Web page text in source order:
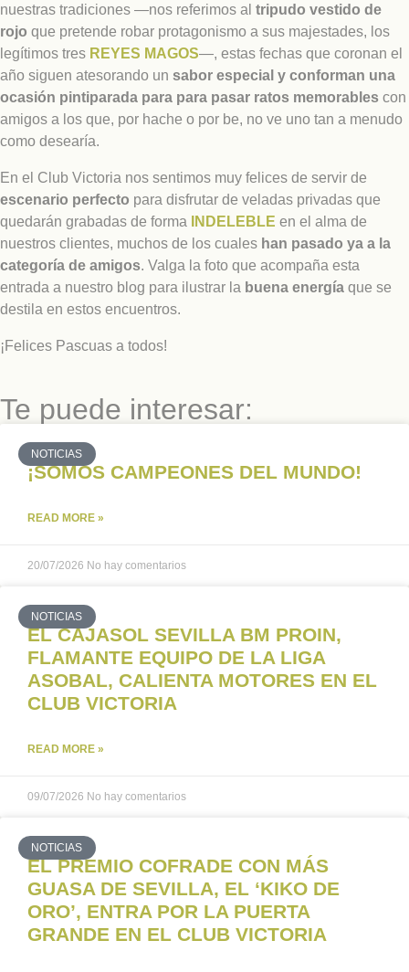
nuestras tradiciones —nos referimos al tripudo vestido de
rojo que pretende robar protagonismo a sus majestades, los
legítimos tres REYES MAGOS—, estas fechas que coronan el
año siguen atesorando un sabor especial y conforman una
ocasión pintiparada para para pasar ratos memorables con
amigos a los que, por hache o por be, no ve uno tan a menudo
como desearía.
En el Club Victoria nos sentimos muy felices de servir de
escenario perfecto para disfrutar de veladas privadas que
quedarán grabadas de forma
INDELEBLE en el alma de
nuestros clientes, muchos de los cuales han pasado ya a la
categoría de amigos. Valga la foto que acompaña esta
entrada a nuestro blog para ilustrar la buena energía que se
destila en estos encuentros.
¡Felices Pascuas a todos!
Te puede interesar:
NOTICIAS
¡SOMOS CAMPEONES DEL MUNDO!
READ MORE »
20/07/2026 No hay comentarios
NOTICIAS
EL CAJASOL SEVILLA BM PROIN,
FLAMANTE EQUIPO DE LA LIGA
ASOBAL, CALIENTA MOTORES EN EL
CLUB VICTORIA
READ MORE »
09/07/2026 No hay comentarios
NOTICIAS
EL PREMIO COFRADE CON MÁS
GUASA DE SEVILLA, EL ‘KIKO DE
ORO’, ENTRA POR LA PUERTA
GRANDE EN EL CLUB VICTORIA